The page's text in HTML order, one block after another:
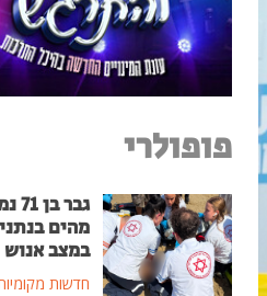
פופולרי
גבר
מהים
במצב אנוש
חדשות